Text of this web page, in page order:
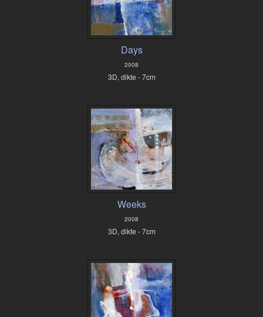
Days
2008
3D, dikte - 7cm
Weeks
2008
3D, dikte - 7cm